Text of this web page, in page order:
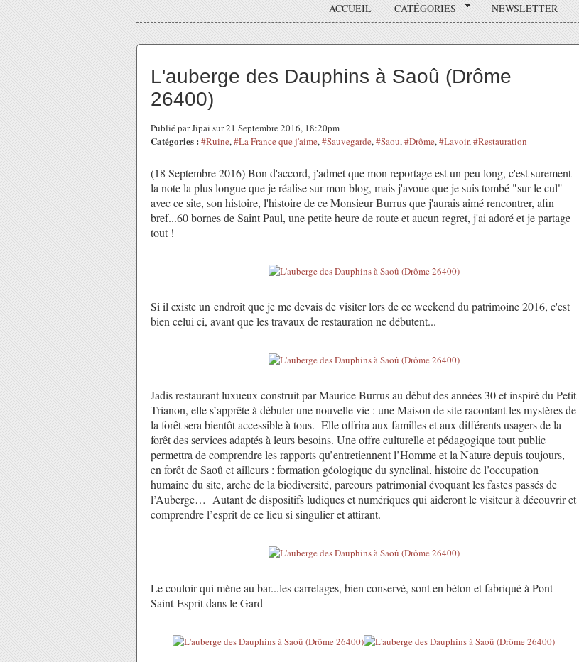
ACCUEIL CATÉGORIES NEWSLETTER
L'auberge des Dauphins à Saoû (Drôme
26400)
Publié par Jipai sur 21 Septembre 2016, 18:20pm
Catégories : #Ruine,#La France que j'aime,#Sauvegarde,#Saou,#Drôme,#Lavoir,#Restauration
(18 Septembre 2016) Bon d'accord, j'admet que mon reportage est un peu long, c'est surement
la note la plus longue que je réalise sur mon blog, mais j'avoue que je suis tombé "sur le cul"
avec ce site, son histoire, l'histoire de ce Monsieur Burrus que j'aurais aimé rencontrer, afin
bref...60 bornes de Saint Paul, une petite heure de route et aucun regret, j'ai adoré et je partage
tout !
Si il existe un endroit que je me devais de visiter lors de ce weekend du patrimoine 2016, c'est
bien celui ci, avant que les travaux de restauration ne débutent...
Jadis restaurant luxueux construit par Maurice Burrus au début des années 30 et inspiré du Petit
Trianon, elle s’apprête à débuter une nouvelle vie : une Maison de site racontant les mystères de
la forêt sera bientôt accessible à tous. Elle offrira aux familles et aux différents usagers de la
forêt des services adaptés à leurs besoins. Une offre culturelle et pédagogique tout public
permettra de comprendre les rapports qu’entretiennent l’Homme et la Nature depuis toujours,
en forêt de Saoû et ailleurs : formation géologique du synclinal, histoire de l’occupation
humaine du site, arche de la biodiversité, parcours patrimonial évoquant les fastes passés de
l’Auberge… Autant de dispositifs ludiques et numériques qui aideront le visiteur à découvrir et
comprendre l’esprit de ce lieu si singulier et attirant.
Le couloir qui mène au bar...les carrelages, bien conservé, sont en béton et fabriqué à Pont-
Saint-Esprit dans le Gard